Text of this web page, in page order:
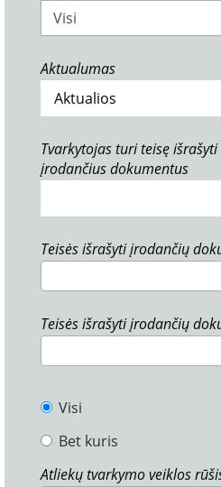
Visi
Aktualumas
Tvarkytojas turi teisę
įrodančius dokumentus
Teisės išrašyti įrodančių
Teisės išrašyti įrodančių
Visi
Bet kuris
Atliekų tvarkymo veiklos